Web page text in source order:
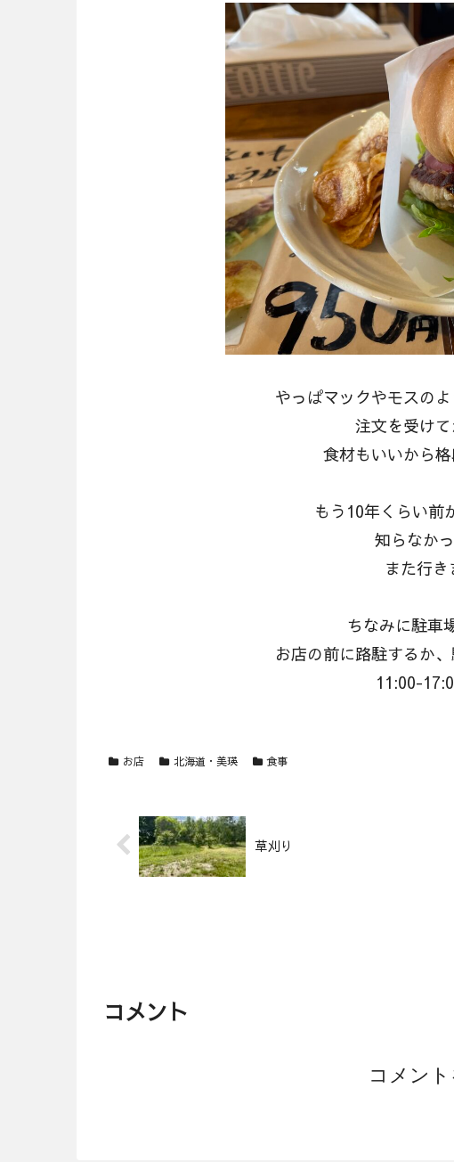
やっぱマックやモスの
注文を受けて
食材もいいから格
もう10年くらい前
知らなか
また行
ちなみに駐車
お店の前に路駐するか
11:00-
お店 北海道・美瑛 食事
草刈り
コメント
コメン